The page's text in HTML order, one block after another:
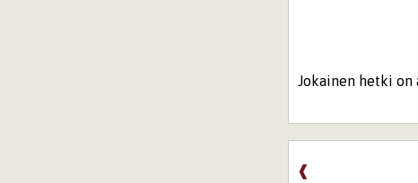
Jokainen hetki
❰